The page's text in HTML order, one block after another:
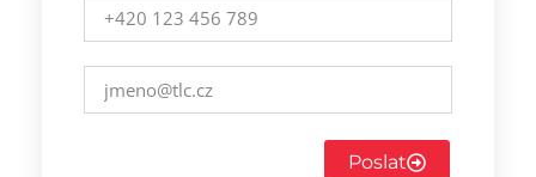
Poslat